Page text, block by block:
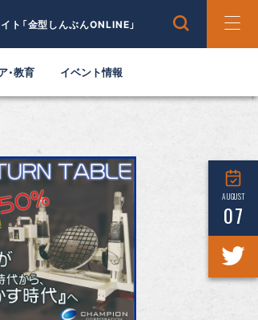
ト「金型しんぶんONLINE」
・教育 イベント情報
AUGUST
07